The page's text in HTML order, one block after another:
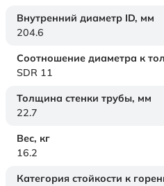
Внутренний диаметр ID, мм
204.6
Соотношение диаметра к
SDR 11
Толщина стенки трубы, мм
22.7
Вес, кг
16.2
Категория стойкости к